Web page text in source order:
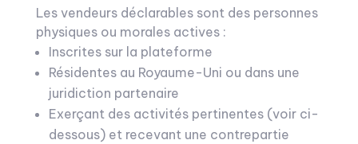
Les vendeurs déclarables sont des personnes
physiques ou morales actives :
Inscrites sur la plateforme
Résidentes au Royaume-Uni ou dans une
juridiction partenaire
Exerçant des activités pertinentes (voir ci-
dessous) et recevant une contrepartie